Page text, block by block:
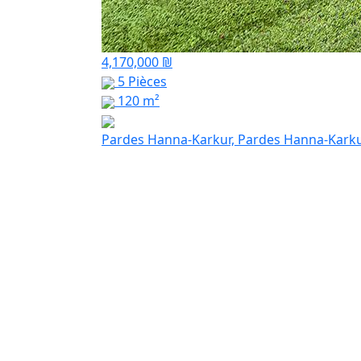
4,170,000 ₪
5 Pièces
120 m²
Pardes Hanna-Karkur, Pardes Hanna-